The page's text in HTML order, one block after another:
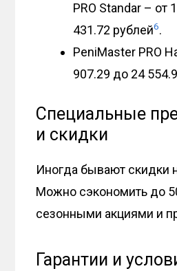
PRO Standar – от
431.72 рублей6.
PeniMaster PRO
907.29 до 24
Специальные
и скидки
Иногда бывают скидки
Можно сэкономить до
сезонными акциями и
Гарантии и